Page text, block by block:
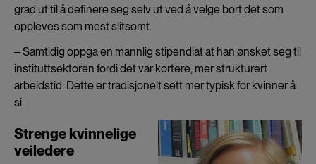
grad ut til å definere seg selv ut ved å velge bort det som
oppleves som mest slitsomt.
‒ Samtidig oppga en mannlig stipendiat at han ønsket seg til
instituttsektoren fordi det var kortere, mer strukturert
arbeidstid. Dette er tradisjonelt sett mer typisk for kvinner å
si.
Strenge kvinnelige
veiledere